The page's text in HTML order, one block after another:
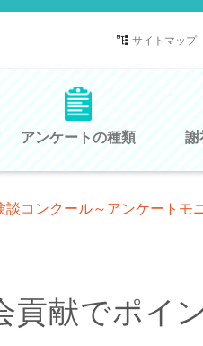
サイトマップ
アンケートの種類 謝
談コンクール～アンケートモ
貢献でポイ